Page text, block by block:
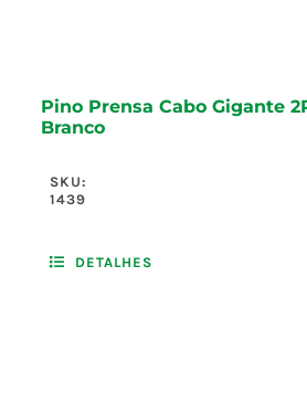
Pino Prensa Cabo Gigante
Branco
SKU:
1439
DETALHES